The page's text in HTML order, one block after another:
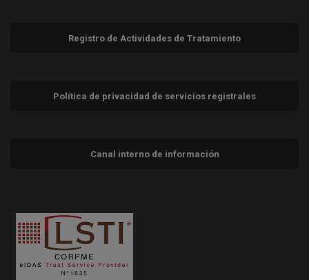
Registro de Actividades de Tratamiento
Política de privacidad de servicios registrales
Canal interno de información